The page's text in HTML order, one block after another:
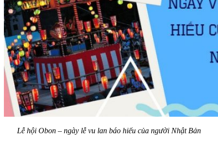
Lễ hội Obon – ngày lễ vu lan báo hiếu của người Nhật Bản